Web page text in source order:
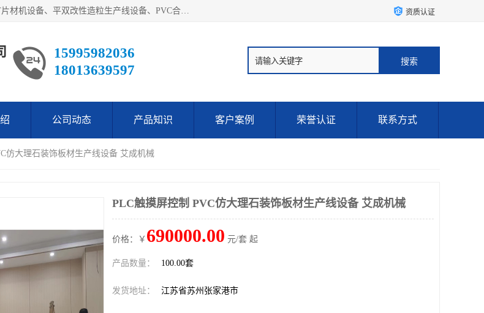
艾斯曼(张家港)技术工程设备有限公司主营业务：一次性可降解餐盒设备、PET片材机设备、平双改性造粒生产线设备、PVC合成树脂瓦设备、PP中空建筑模板设备、PVC管材设备等。成立至今，在国内我们的产品已经销售到全国所有省份，拥有多家客户，在国外产品出口到五十多个国家和地区。 资质认证
15995982036
18013639597
公司动态 产品知识 客户案例 荣誉认证 联系方式
仿大理石装饰板材生产线设备 艾成机械
PLC触摸屏控制 PVC仿大理石装饰板材生产线设备 艾成机械
价格：￥ 690000.00 元/套 起
产品数量： 100.00套
发货地址： 江苏省苏州张家港市